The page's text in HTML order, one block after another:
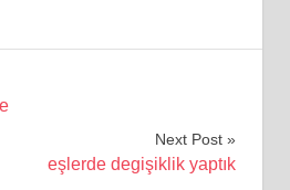
Next Post
eşlerde degişiklik yaptık